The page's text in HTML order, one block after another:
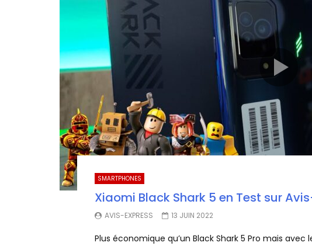
SMARTPHONES
Xiaomi Black Shark 5 en Test sur
AVIS-EXPRESS 13 JUIN 2022
Plus économique qu’un Black Shark 5 Pro mais